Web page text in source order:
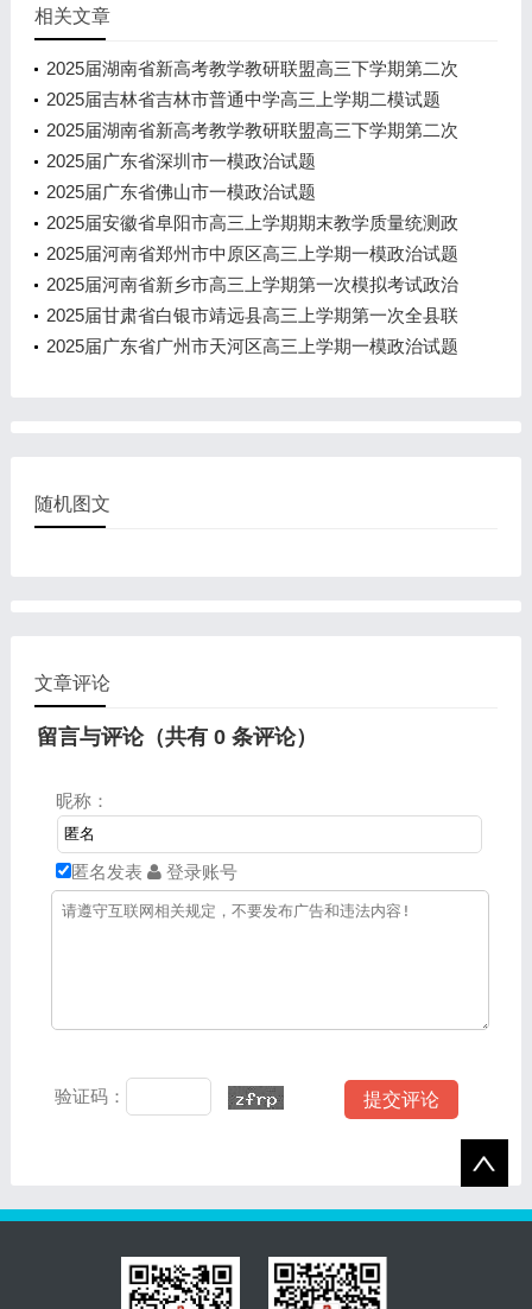
相关文章
2025届湖南省新高考教学教研联盟高三下学期第二次
预热演练政治试题
2025届吉林省吉林市普通中学高三上学期二模试题
2025届湖南省新高考教学教研联盟高三下学期第二次
预热演练政治试题
2025届广东省深圳市一模政治试题
2025届广东省佛山市一模政治试题
2025届安徽省阜阳市高三上学期期末教学质量统测政
治试题
2025届河南省郑州市中原区高三上学期一模政治试题
2025届河南省新乡市高三上学期第一次模拟考试政治
试题
2025届甘肃省白银市靖远县高三上学期第一次全县联
考（一模）政治试题
2025届广东省广州市天河区高三上学期一模政治试题
随机图文
文章评论
留言与评论（共有 0条评论）
昵称：
匿名发表 登录账号
验证码：